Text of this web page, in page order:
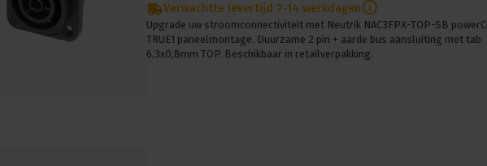
Verwachtte levertijd 7-14 werkdagen
Upgrade uw stroomconnectiviteit met Neutrik NAC3FPX-TOP-SB
TRUE1 paneelmontage. Duurzame 2 pin + aarde bus aansluiting met tab
6,3x0,8mm TOP. Beschikbaar in retailverpakking.